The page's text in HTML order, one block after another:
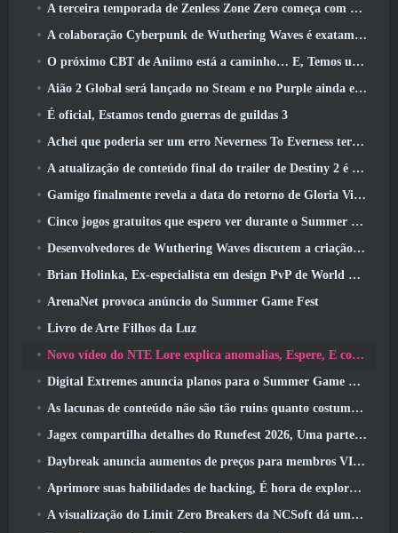
A terceira temporada de Zenless Zone Zero começa com uma viagem para uma ilha Bangboo no céu, E para a plataforma Steam
A colaboração Cyberpunk de Wuthering Waves é exatamente o que eu quero dos meus eventos de crossover de videogame
O próximo CBT de Aniimo está a caminho… E, Temos uma janela oficial de lançamento
Aião 2 Global será lançado no Steam e no Purple ainda este ano
É oficial, Estamos tendo guerras de guildas 3
Achei que poderia ser um erro Neverness To Everness ter o evento Porsche Collab Gacha tão cedo, Mas eu estava errado
A atualização de conteúdo final do trailer de Destiny 2 é um grito de guerra
Gamigo finalmente revela a data do retorno de Gloria Victis, Será que sobreviverá na segunda vez?
Cinco jogos gratuitos que espero ver durante o Summer Game Fest
Desenvolvedores de Wuthering Waves discutem a criação da sequência de batalha Lahai-Roi Mech
Brian Holinka, Ex-especialista em design PvP de World Of Warcraft, Junta-se à equipe MMO de League Of Legends
ArenaNet provoca anúncio do Summer Game Fest
Livro de Arte Filhos da Luz
Novo vídeo do NTE Lore explica anomalias, Espere, E como uma organização ‘secreta’ rastreia tudo
Digital Extremes anuncia planos para o Summer Game Fest
As lacunas de conteúdo não são tão ruins quanto costumavam ser
Jagex compartilha detalhes do Runefest 2026, Uma parte da comemoração do 25º aniversário do RuneScape IP
Daybreak anuncia aumentos de preços para membros VIP do Lord Of The Rings Online
Aprimore suas habilidades de hacking, É hora de explorar a cidade noturna em ondas uivantes
A visualização do Limit Zero Breakers da NCSoft dá uma ideia do que esperar do próximo teste do prólogo